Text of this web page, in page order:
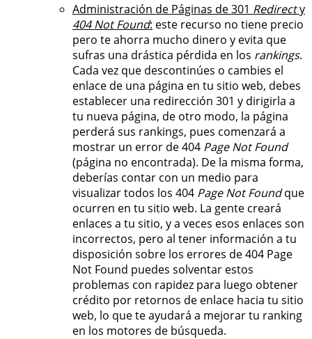
Administración de Páginas de 301 Redirecty
404 Not Found: este recurso no tiene precio
pero te ahorra mucho dinero y evita que
sufras una drástica pérdida en los rankings.
Cada vez que descontinúes o cambies el
enlace de una página en tu sitio web, debes
establecer una redirección 301 y dirigirla a
tu nueva página, de otro modo, la página
perderá sus rankings, pues comenzará a
mostrar un error de 404 Page Not Found
(página no encontrada). De la misma forma,
deberías contar con un medio para
visualizar todos los 404 Page Not Foundque
ocurren en tu sitio web. La gente creará
enlaces a tu sitio, y a veces esos enlaces son
incorrectos, pero al tener información a tu
disposición sobre los errores de 404 Page
Not Found puedes solventar estos
problemas con rapidez para luego obtener
crédito por retornos de enlace hacia tu sitio
web, lo que te ayudará a mejorar tu ranking
en los motores de búsqueda.